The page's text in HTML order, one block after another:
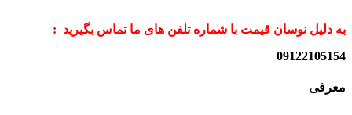
به دلیل نوسان قیمت با شماره تلفن های ما تماس بگیرید :
09122105154
معرفی